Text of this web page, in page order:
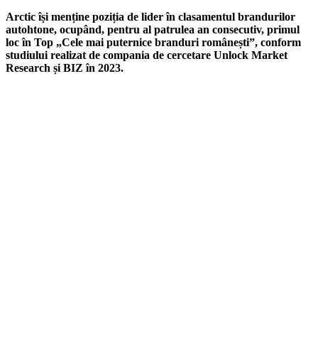
Arctic își menține poziția de lider în clasamentul brandurilor
autohtone, ocupând, pentru al patrulea an consecutiv, primul
loc în Top „Cele mai puternice branduri românești”, conform
studiului realizat de compania de cercetare Unlock Market
Research și BIZ în 2023.